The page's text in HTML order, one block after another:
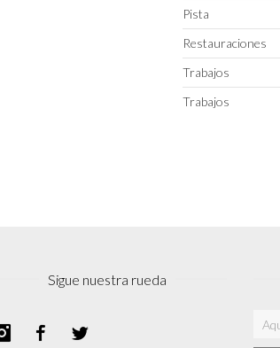
Pista
Restauraciones
Trabajos
Trabajos
Sigue nuestra rueda
InstagramFacebook